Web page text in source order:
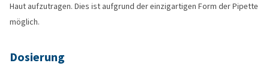
Haut aufzutragen. Dies ist aufgrund der einzigartigen Form der Pipette
möglich.
Dosierung